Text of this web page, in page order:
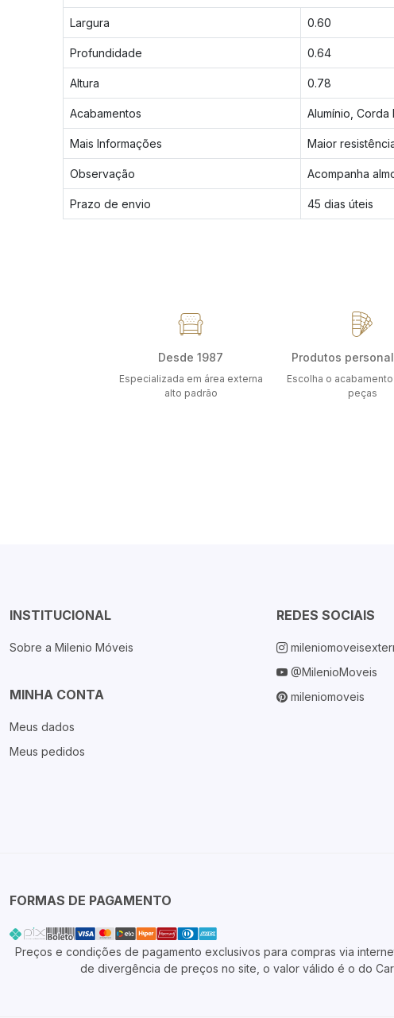
Largura 0.60
Profundidade 0.64
Altura 0.78
Acabamentos Alumínio, Corda
Mais Informações Maior
Observação Acompanha
Prazo de envio 45 dias úteis
Desde 1987
Especializada em área externa
alto padrão
Produtos
Escolha o
peças
INSTITUCIONAL
Sobre a Milenio Móveis
MINHA CONTA
Meus dados
Meus pedidos
REDES SOCIAIS
@MilenioMoveis
mileniomoveis
FORMAS DE PAGAMENTO
Preços e condições de pagamento exclusivos para compras via
de divergência de preços no site, o valor válido é o do